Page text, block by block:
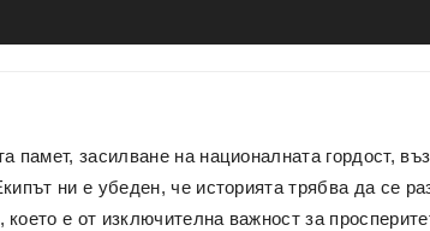
памет, засилване на националната гордост,
ни е убеден, че историята трябва да се
е от изключителна важност за